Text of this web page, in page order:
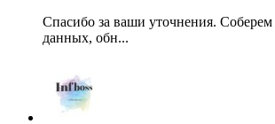
Спасибо за ваши уточнения.
данных, обн...